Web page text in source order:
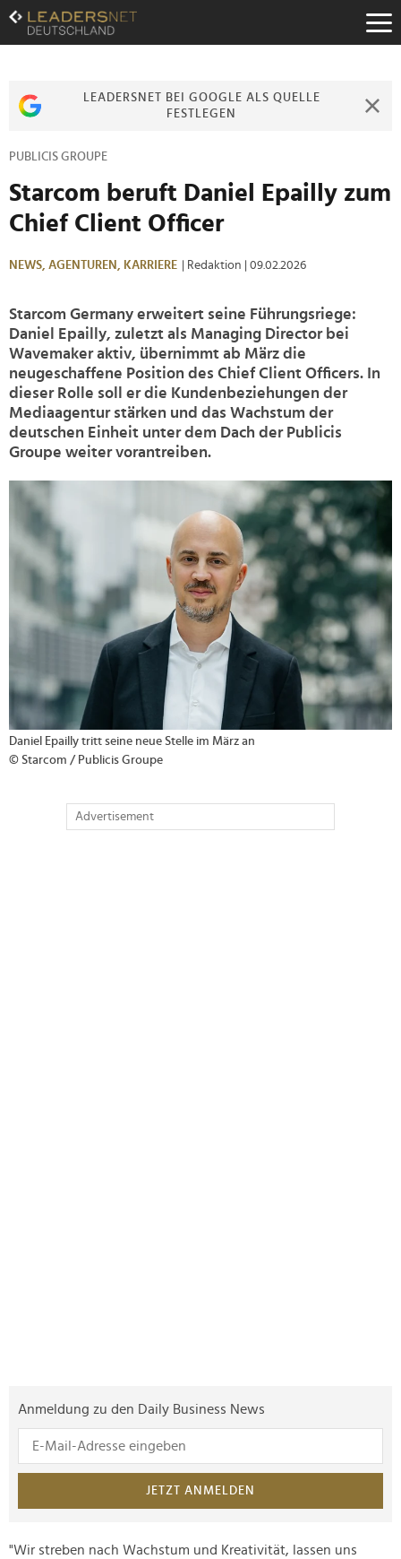
Zum
Inhalt
Zur
Zur
LEADERSNET BEI GOOGLE ALS QUELLE
FESTLEGEN
PUBLICIS GROUPE
Starcom beruft Daniel Epailly zum
Chief Client Officer
NEWS, AGENTUREN, KARRIERE | Redaktion | 09.02.2026
Starcom Germany erweitert seine Führungsriege:
Daniel Epailly, zuletzt als Managing Director bei
Wavemaker aktiv, übernimmt ab März die
neugeschaffene Position des Chief Client Officers. In
dieser Rolle soll er die Kundenbeziehungen der
Mediaagentur stärken und das Wachstum der
deutschen Einheit unter dem Dach der Publicis
Groupe weiter vorantreiben.
Daniel Epailly tritt seine neue Stelle im März an
© Starcom / Publicis Groupe
Advertisement
Anmeldung zu den Daily Business News
JETZT ANMELDEN
"Wir streben nach Wachstum und Kreativität, lassen uns